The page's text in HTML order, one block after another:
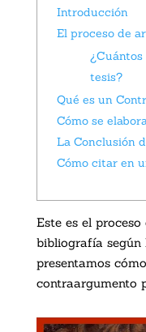
Introducción
El proceso de
tesis?
Qué es un
Cómo se
La Conclusión
Cómo citar en
Este es el
bibliografía según
presentamos
contraargumento